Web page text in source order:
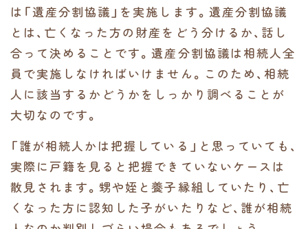
は「遺産分割協議」を実施します。遺産分割協議
とは、亡くなった方の財産をどう分けるか、話し
合って決めることです。遺産分割協議は相続人全
員で実施しなければいけません。このため、相続
人に該当するかどうかをしっかり調べることが
大切なのです。
「誰が相続人かは把握している」と思っていても、
実際に戸籍を見ると把握できていないケースは
散見されます。甥や姪と養子縁組していたり、亡
くなった方に認知した子がいたりなど、誰が相続